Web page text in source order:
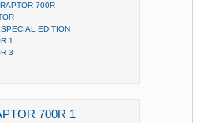
700R
EDITION
1
3
700R 1